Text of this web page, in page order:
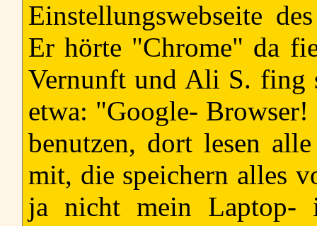
Einstellungswebseite
Er hörte "Chrome" da
Vernunft und Ali S. fing
etwa: "Google-
benutzen, dort lesen
mit, die speichern alles
ja nicht mein Laptop-